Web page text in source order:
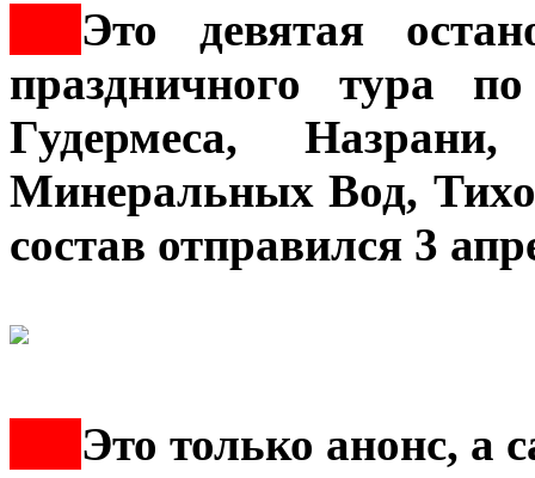
Это девятая
праздничного тура
Гудермеса,
Минеральных Вод,
состав отправился 3
Это только анонс, а